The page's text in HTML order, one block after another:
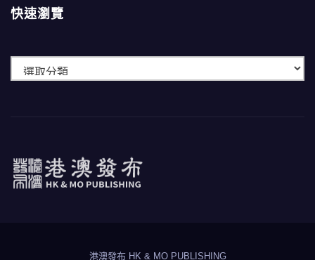
快速瀏覽
港澳發布 HK & MO PUBLISHING